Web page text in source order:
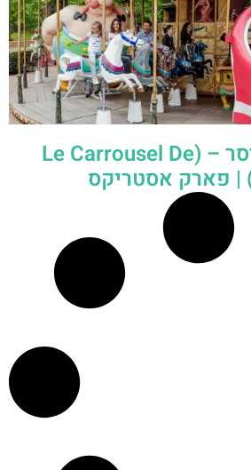
קרוסלת הקיסר – (Le Carrousel De